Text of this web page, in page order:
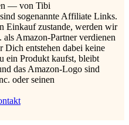
— von Tibi
sogenannte Affiliate Links.
Einkauf zustande, werden wir
Amazon-Partner verdienen
entstehen dabei keine
ein Produkt kaufst, bleibt
das Amazon-Logo sind
oder seinen